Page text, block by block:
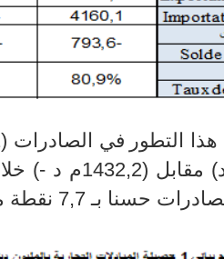
التطور في الصادرات (21
7,7 نقطة مقارنة بجانفي2022 حيث بلغت